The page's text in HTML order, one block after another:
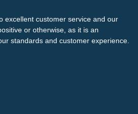
excellent customer service and our
or otherwise, as it is an
standards and customer experience.